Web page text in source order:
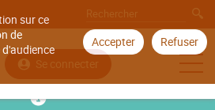
sur ce
de
Accepter Refuser
Se connecter